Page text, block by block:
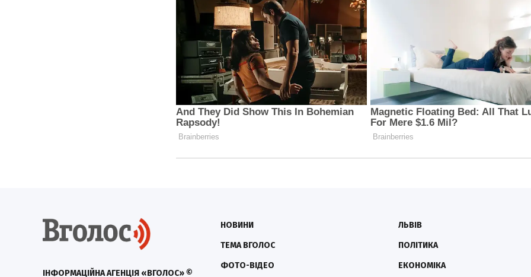
ІНФОРМАЦІЙНА АГЕНЦІЯ «ВГОЛОС» ©
НОВИНИ
ТЕМА ВГОЛОС
ФОТО-ВІДЕО
ЛЬВІВ
ПОЛІТИКА
ЕКОНОМІКА